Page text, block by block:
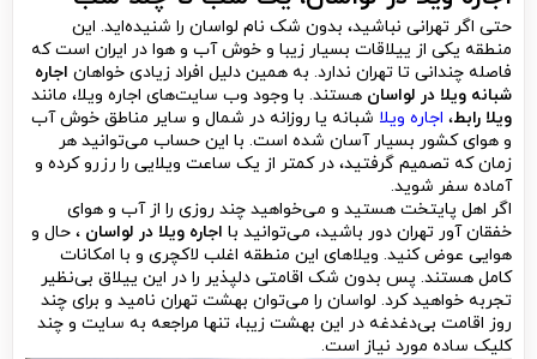
حتی اگر تهرانی نباشید، بدون شک نام لواسان را شنیده‌اید. این
منطقه یکی از ییلاقات بسیار زیبا و خوش آب و هوا در ایران است که
فاصله چندانی تا تهران ندارد. به همین دلیل افراد زیادی خواهان اجاره
شبانه ویلا در لواسان هستند. با وجود وب سایت‌های اجاره ویلا، مانند
ویلا رابط، اجاره ویلا شبانه یا روزانه در شمال و سایر مناطق خوش آب
و هوای کشور بسیار آسان شده است. با این حساب می‌توانید هر
زمان که تصمیم گرفتید، در کمتر از یک ساعت ویلایی را رزرو کرده و
آماده سفر شوید.
اگر اهل پایتخت هستید و می‌خواهید چند روزی را از آب و هوای
خفقان آور تهران دور باشید، می‌توانید با اجاره ویلا در لواسان ، حال و
هوایی عوض کنید. ویلاهای این منطقه اغلب لاکچری و با امکانات
کامل هستند. پس بدون شک اقامتی دلپذیر را در این ییلاق بی‌نظیر
تجربه خواهید کرد. لواسان را می‌توان بهشت تهران نامید و برای چند
روز اقامت بی‌دغدغه در این بهشت زیبا، تنها مراجعه به سایت و چند
کلیک ساده مورد نیاز است.